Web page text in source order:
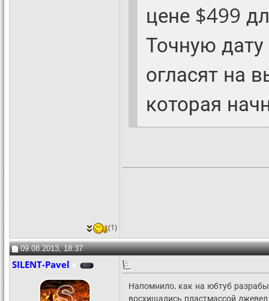
цене $499
Точную
огласят на
которая
(1)
09.08.2013, 18:37
SILENT-Pavel
Напомнило, как на юбтуб
восхищались пластмассой